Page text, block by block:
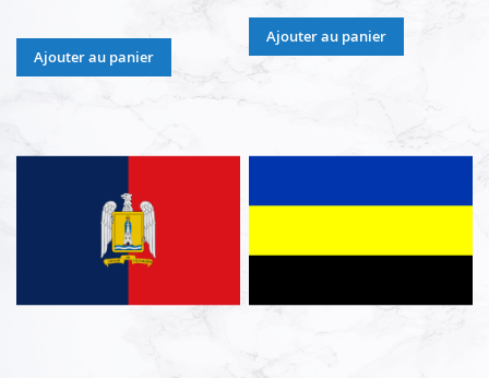
Ajouter au panier
Ajouter au panier